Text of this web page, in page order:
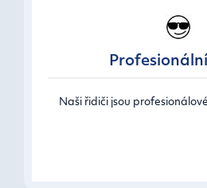
Naši řidiči jsou